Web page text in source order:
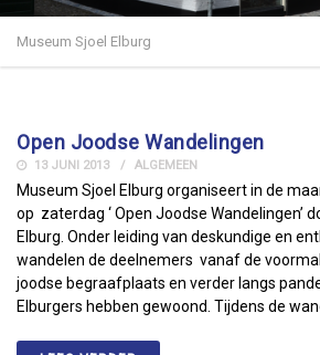
Museum Sjoel Elburg
Open Joodse Wandelingen
13 JUNI 2013 ALGEMEEN
Museum Sjoel Elburg organiseert in de
op zaterdag ‘ Open Joodse Wandelingen’
Elburg. Onder leiding van deskundige en
wandelen de deelnemers vanaf de
joodse begraafplaats en verder langs
Elburgers hebben gewoond. Tijdens de